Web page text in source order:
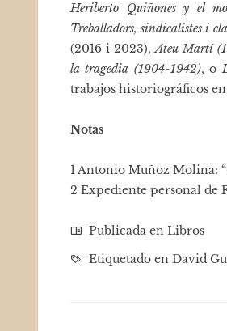
Heriberto Quiñones y el
Treballadors, sindicalistes i
(2016 i 2023),Ateu Martí
la tragedia (1904-1942), o
trabajos historiográficos
Notas
1 Antonio Muñoz Molina:
2 Expediente personal de
Publicada en Libros
Etiquetado en David